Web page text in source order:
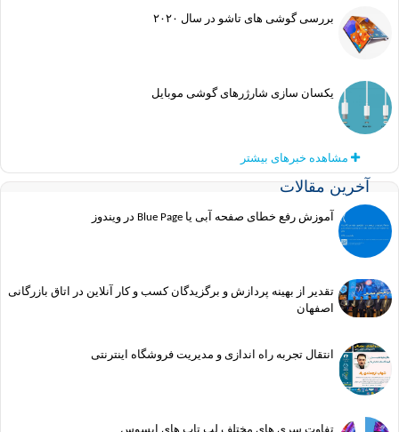
بررسی گوشی های تاشو در سال ۲۰۲۰
یکسان سازی شارژرهای گوشی موبایل
مشاهده خبرهای بیشتر
مقالات
آموزش رفع خطای صفحه آبی یا Blue Page در ویندوز
تقدیر از بهینه پردازش و برگزیدگان کسب و کار آنلاین در اتاق بازرگانی
اصفهان
انتقال تجربه راه اندازی و مدیریت فروشگاه اینترنتی
تفاوت سری های مختلف لپ تاپ های ایسوس